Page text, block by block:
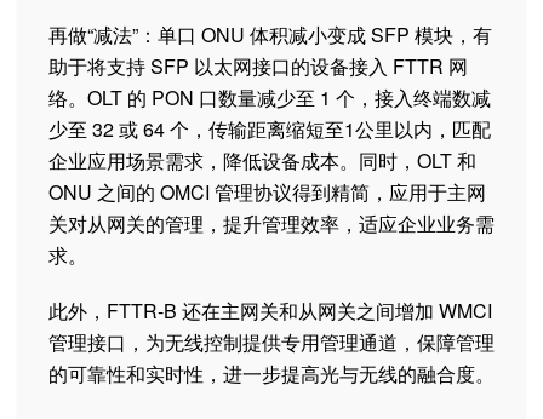
再做“减法”：单口 ONU 体积减小变成 SFP 模块，有
助于将支持 SFP 以太网接口的设备接入 FTTR 网
络。OLT 的 PON 口数量减少至 1 个，接入终端数减
少至 32 或 64 个，传输距离缩短至1公里以内，匹配
企业应用场景需求，降低设备成本。同时，OLT 和
ONU 之间的 OMCI 管理协议得到精简，应用于主网
关对从网关的管理，提升管理效率，适应企业业务需
求。
此外，FTTR-B 还在主网关和从网关之间增加 WMCI
管理接口，为无线控制提供专用管理通道，保障管理
的可靠性和实时性，进一步提高光与无线的融合度。